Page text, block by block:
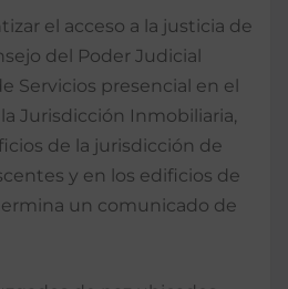
el acceso a la justicia de
del Poder Judicial
Servicios presencial en el
Jurisdicción Inmobiliaria,
de la jurisdicción de
y en los edificios de
un comunicado de